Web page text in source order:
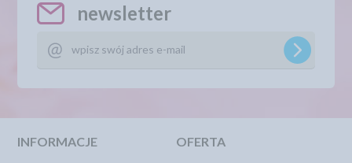
newsletter
INFORMACJE OFERTA